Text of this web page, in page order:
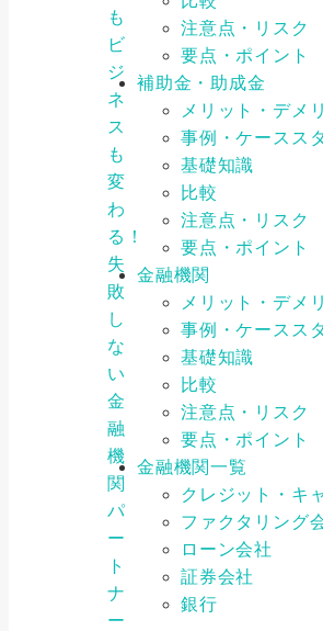
も
ビ
ジ
ネ
ス
も
変
わ
る！
失
敗
し
な
い
金
融
機
関
パ
ー
ト
ナ
ー
注意点・リスク
要点・ポイント
補助金・助成金
メリット・デメ
事例・ケースス
基礎知識
比較
注意点・リスク
要点・ポイント
金融機関
メリット・デメ
事例・ケースス
基礎知識
比較
注意点・リスク
要点・ポイント
金融機関一覧
クレジット・キ
ファクタリング
ローン会社
証券会社
銀行